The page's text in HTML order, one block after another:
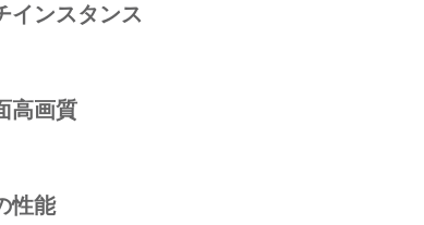
インスタンス
高画質
性能